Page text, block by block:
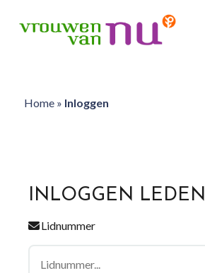
Home» Inloggen
INLOGGEN LEDEN
Lidnummer